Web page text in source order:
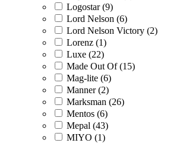
Logostar (9)
Lord Nelson (6)
Lord Nelson Victory (2)
Lorenz (1)
Luxe (22)
Made Out Of (15)
Mag-lite (6)
Manner (2)
Marksman (26)
Mentos (6)
Mepal (43)
MIYO (1)